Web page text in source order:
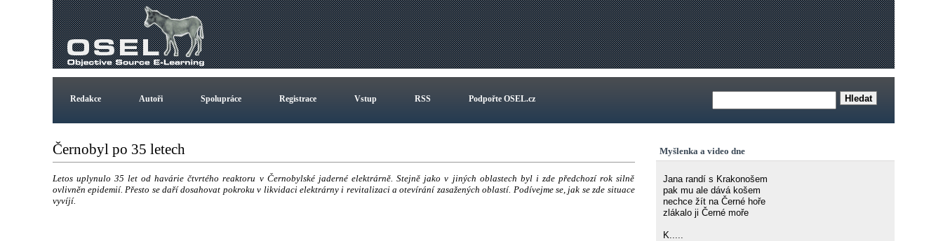
Redakce Autoři Spolupráce Registrace Vstup RSS Podpořte OSEL.cz
Černobyl po 35 letech
Letos uplynulo 35 let od havárie čtvrtého reaktoru v Černobylské jaderné elektrárně. Stejně jako v jiných oblastech byl i zde předchozí rok silně
ovlivněn epidemií. Přesto se daří dosahovat pokroku v likvidaci elektrárny i revitalizaci a otevírání zasažených oblastí. Podívejme se, jak se zde situace
vyvíjí.
Myšlenka a video dne
Jana randí s Krakonošem
pak mu ale dává košem
nechce žít na Černé hoře
zlákalo ji Černé moře
K.....